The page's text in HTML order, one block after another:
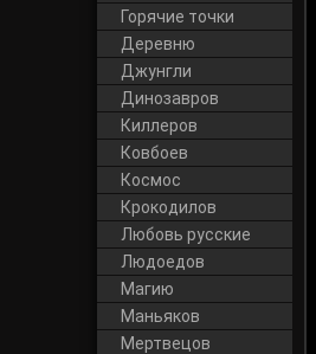
Горячие точки
Деревню
Джунгли
Динозавров
Киллеров
Ковбоев
Космос
Крокодилов
Любовь русские
Людоедов
Магию
Маньяков
Мертвецов